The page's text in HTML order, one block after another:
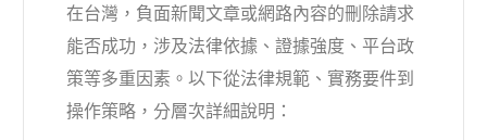
在台灣，負面新聞文章或網路內容的刪除請求
能否成功，涉及法律依據、證據強度、平台政
策等多重因素。以下從法律規範、實務要件到
操作策略，分層次詳細說明：